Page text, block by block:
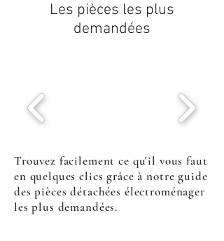
Les pièces les plus
demandées
Trouvez facilement ce qu'il vous faut
en quelques clics grâce à notre guide
des pièces détachées électroménager
les plus demandées.